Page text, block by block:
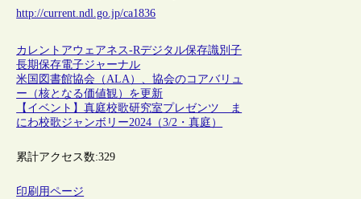
http://current.ndl.go.jp/ca1836
カレントアウェアネス-Rデジタル保存識別子
長期保存電子ジャーナル
米国図書館協会（ALA）、協会のコアバリュ
ー（核となる価値観）を更新
【イベント】真庭校歌研究室プレゼンツ ま
にわ校歌ジャンボリー2024（3/2・真庭）
累計アクセス数:329
印刷用ページ